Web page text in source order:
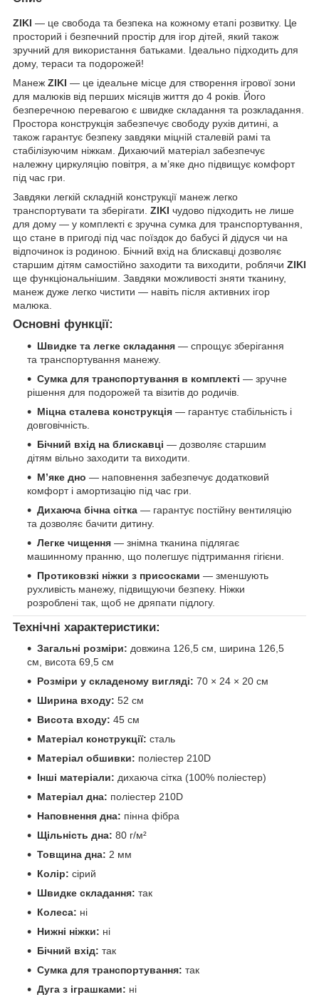
ZIKI — це свобода та безпека на кожному етапі розвитку. Це
просторий і безпечний простір для ігор дітей, який також
зручний для використання батьками. Ідеально підходить для
дому, тераси та подорожей!
Манеж ZIKI — це ідеальне місце для створення ігрової зони
для малюків від перших місяців життя до 4 років. Його
безперечною перевагою є швидке складання та розкладання.
Простора конструкція забезпечує свободу рухів дитині, а
також гарантує безпеку завдяки міцній сталевій рамі та
стабілізуючим ніжкам. Дихаючий матеріал забезпечує
належну циркуляцію повітря, а м’яке дно підвищує комфорт
під час гри.
Завдяки легкій складній конструкції манеж легко
транспортувати та зберігати. ZIKI чудово підходить не лише
для дому — у комплекті є зручна сумка для транспортування,
що стане в пригоді під час поїздок до бабусі й дідуся чи на
відпочинок із родиною. Бічний вхід на блискавці дозволяє
старшим дітям самостійно заходити та виходити, роблячи ZIKI
ще функціональнішим. Завдяки можливості зняти тканину,
манеж дуже легко чистити — навіть після активних ігор
малюка.
Основні функції:
Швидке та легке складання — спрощує зберігання
та транспортування манежу.
Сумка для транспортування в комплекті — зручне
рішення для подорожей та візитів до родичів.
Міцна сталева конструкція — гарантує стабільність і
довговічність.
Бічний вхід на блискавці — дозволяє старшим
дітям вільно заходити та виходити.
М’яке дно — наповнення забезпечує додатковий
комфорт і амортизацію під час гри.
Дихаюча бічна сітка — гарантує постійну вентиляцію
та дозволяє бачити дитину.
Легке чищення — знімна тканина підлягає
машинному пранню, що полегшує підтримання гігієни.
Протиковзкі ніжки з присосками — зменшують
рухливість манежу, підвищуючи безпеку. Ніжки
розроблені так, щоб не дряпати підлогу.
Технічні характеристики:
Загальні розміри: довжина 126,5 см, ширина 126,5
см, висота 69,5 см
Розміри у складеному вигляді: 70 × 24 × 20 см
Ширина входу: 52 см
Висота входу: 45 см
Матеріал конструкції: сталь
Матеріал обшивки: поліестер 210D
Інші матеріали: дихаюча сітка (100% поліестер)
Матеріал дна: поліестер 210D
Наповнення дна: пінна фібра
Щільність дна: 80 г/м²
Товщина дна: 2 мм
Колір: сірий
Швидке складання: так
Колеса: ні
Нижні ніжки: ні
Бічний вхід: так
Сумка для транспортування: так
Дуга з іграшками: ні